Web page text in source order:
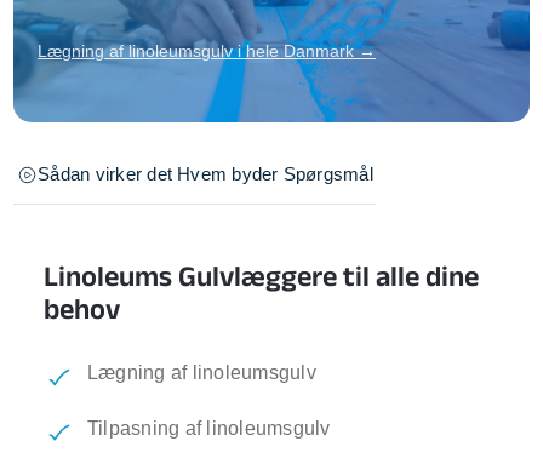
Lægning af linoleumsgulv i hele Danmark →
Sådan virker det Hvem byder Spørgsmål
Linoleums Gulvlæggere til alle dine
behov
Lægning af linoleumsgulv
Tilpasning af linoleumsgulv